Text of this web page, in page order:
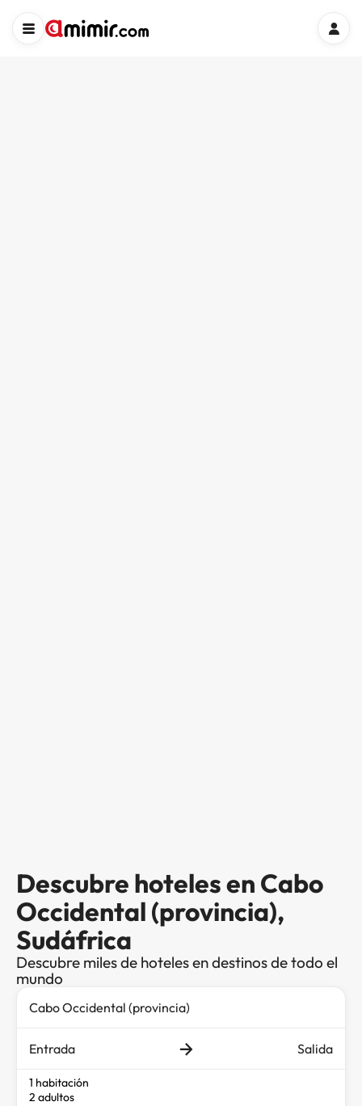
Descubre hoteles en Cabo
Occidental (provincia),
Sudáfrica
Descubre miles de hoteles en destinos de todo el
mundo
Entrada Salida
1 habitación
2 adultos